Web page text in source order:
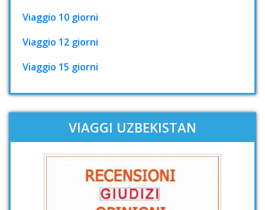
Viaggio 10 giorni
Viaggio 12 giorni
Viaggio 15 giorni
VIAGGI UZBEKISTAN